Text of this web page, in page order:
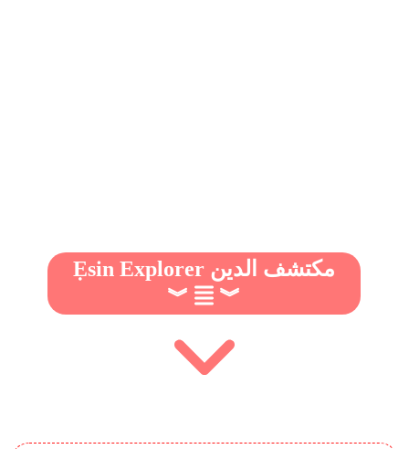
Ẹsin Explorer مكتشف الدين
︾
︾